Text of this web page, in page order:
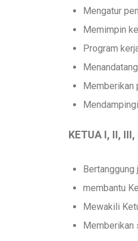
Mengatur
Memimpin
Program
Memberikan
KETUA I, II, III,
Bertanggung
membantu
Mewakili
Memberikan